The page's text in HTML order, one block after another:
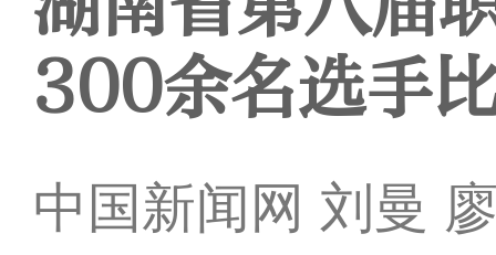
300余名选手
中国新闻网 刘曼